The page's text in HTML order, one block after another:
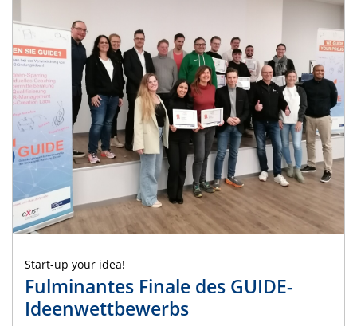
Start-up your idea!
Fulminantes Finale des GUIDE-
Ideenwettbewerbs